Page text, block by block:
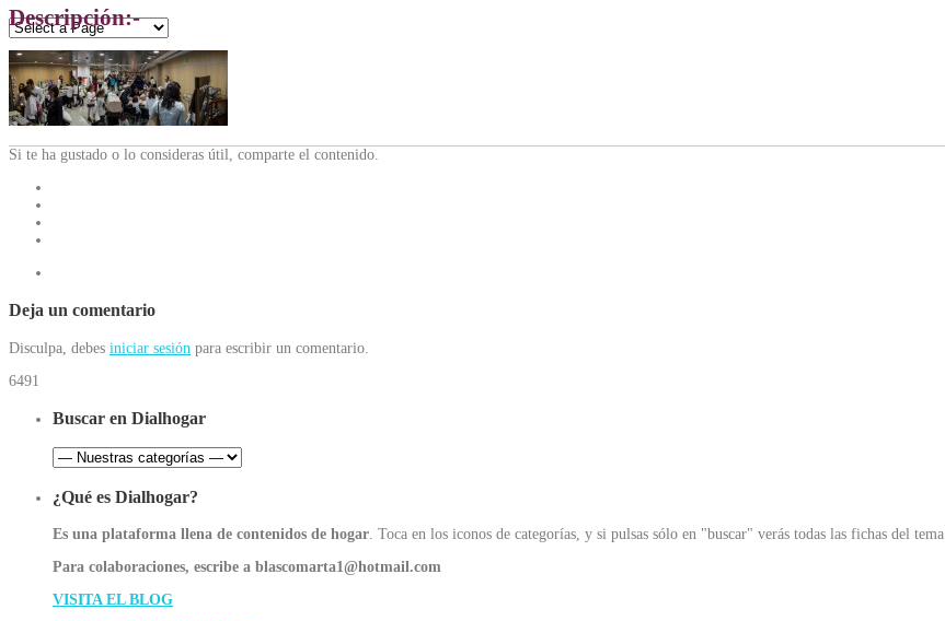
Descripción:-
Si te ha gustado o lo consideras útil, comparte el contenido.
Deja un comentario
Disculpa, debes iniciar sesión para escribir un comentario.
6491
Buscar en Dialhogar
¿Qué es Dialhogar?
Es una plataforma llena de contenidos de hogar. Toca en los iconos de categorías, y si pulsas sólo en "buscar" verás todas las fichas del tema
Para colaboraciones, escribe a blascomarta1@hotmail.com
VISITA EL BLOG